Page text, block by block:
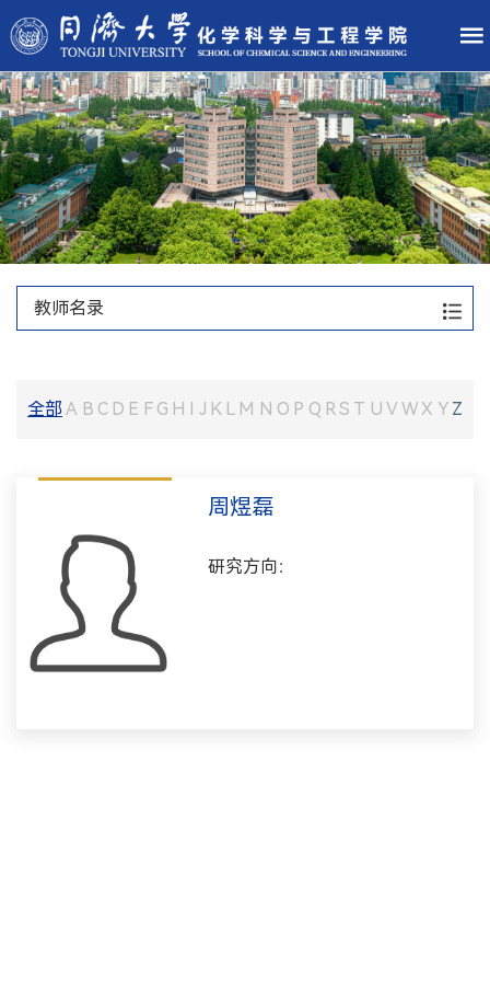
教师名录
全部A B C D E F G H I J K L M N O P Q RS T U V WX Y Z
周煜磊
研究方向：